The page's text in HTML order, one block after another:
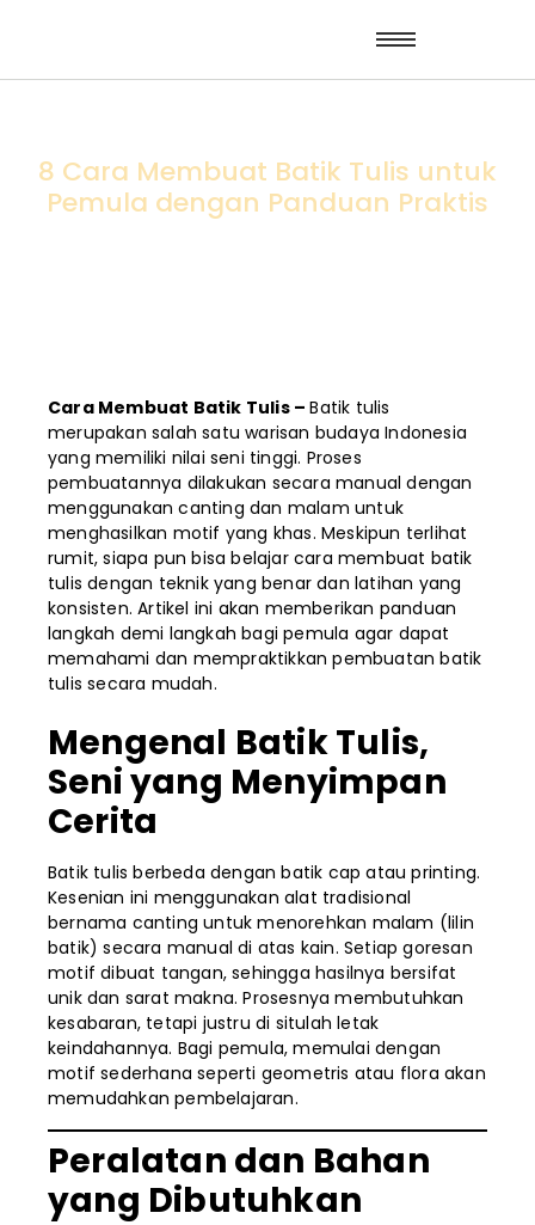
8 Cara Membuat Batik Tulis untuk
Pemula dengan Panduan Praktis
Cara Membuat Batik Tulis –Batik tulis
merupakan salah satu warisan budaya Indonesia
yang memiliki nilai seni tinggi. Proses
pembuatannya dilakukan secara manual dengan
menggunakan canting dan malam untuk
menghasilkan motif yang khas. Meskipun terlihat
rumit, siapa pun bisa belajar cara membuat batik
tulis dengan teknik yang benar dan latihan yang
konsisten. Artikel ini akan memberikan panduan
langkah demi langkah bagi pemula agar dapat
memahami dan mempraktikkan pembuatan batik
tulis secara mudah.
Mengenal Batik Tulis,
Seni yang Menyimpan
Cerita
Batik tulis berbeda dengan batik cap atau printing.
Kesenian ini menggunakan alat tradisional
bernama canting untuk menorehkan malam (lilin
batik) secara manual di atas kain. Setiap goresan
motif dibuat tangan, sehingga hasilnya bersifat
unik dan sarat makna. Prosesnya membutuhkan
kesabaran, tetapi justru di situlah letak
keindahannya. Bagi pemula, memulai dengan
motif sederhana seperti geometris atau flora akan
memudahkan pembelajaran.
Peralatan dan Bahan
yang Dibutuhkan